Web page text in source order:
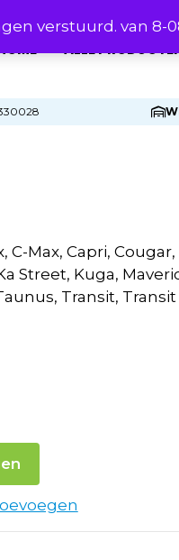
verstuurd. van 8-
ALLE
C-Max, Capri,
Street, Kuga,
Transit,